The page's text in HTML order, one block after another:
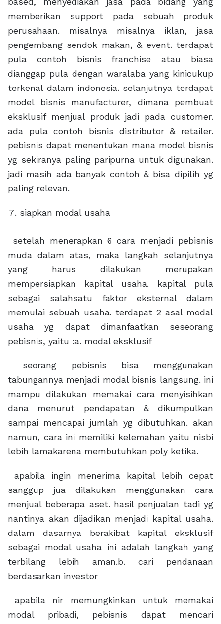
memberikan support pada sebuah produk
perusahaan. misalnya misalnya iklan, jasa
pengembang sendok makan, & event. terdapat
pula contoh bisnis franchise atau biasa
dianggap pula dengan waralaba yang kinicukup
terkenal dalam indonesia. selanjutnya terdapat
model bisnis manufacturer, dimana pembuat
eksklusif menjual produk jadi pada customer.
ada pula contoh bisnis distributor & retailer.
pebisnis dapat menentukan mana model bisnis
yg sekiranya paling paripurna untuk digunakan.
jadi masih ada banyak contoh & bisa dipilih yg
paling relevan.
siapkan modal usaha
setelah menerapkan 6 cara menjadi pebisnis
muda dalam atas, maka langkah selanjutnya
yang harus dilakukan merupakan
mempersiapkan kapital usaha. kapital pula
sebagai salahsatu faktor eksternal dalam
memulai sebuah usaha. terdapat 2 asal modal
usaha yg dapat dimanfaatkan seseorang
pebisnis, yaitu :a. modal eksklusif
seorang pebisnis bisa menggunakan
tabungannya menjadi modal bisnis langsung. ini
mampu dilakukan memakai cara menyisihkan
dana menurut pendapatan & dikumpulkan
sampai mencapai jumlah yg dibutuhkan. akan
namun, cara ini memiliki kelemahan yaitu nisbi
lebih lamakarena membutuhkan poly ketika.
apabila ingin menerima kapital lebih cepat
sanggup jua dilakukan menggunakan cara
menjual beberapa aset. hasil penjualan tadi yg
nantinya akan dijadikan menjadi kapital usaha.
dalam dasarnya berakibat kapital eksklusif
sebagai modal usaha ini adalah langkah yang
terbilang lebih aman.b. cari pendanaan
berdasarkan investor
apabila nir memungkinkan untuk memakai
modal pribadi, pebisnis dapat mencari